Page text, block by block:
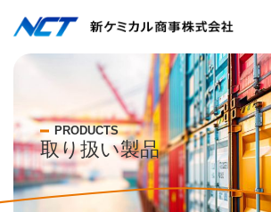
PRODUCTS
取り扱い製品